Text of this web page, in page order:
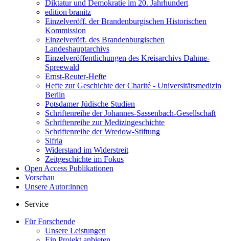
Diktatur und Demokratie im 20. Jahrhundert
edition branitz
Einzelveröff. der Brandenburgischen Historischen
Kommission
Einzelveröff. des Brandenburgischen
Landeshauptarchivs
Einzelveröffentlichungen des Kreisarchivs Dahme-
Spreewald
Ernst-Reuter-Hefte
Hefte zur Geschichte der Charité - Universitätsmedizin
Berlin
Potsdamer Jüdische Studien
Schriftenreihe der Johannes-Sassenbach-Gesellschaft
Schriftenreihe zur Medizingeschichte
Schriftenreihe der Wredow-Stiftung
Sifria
Widerstand im Widerstreit
Zeitgeschichte im Fokus
Open Access Publikationen
Vorschau
Unsere Autor:innen
Service
Für Forschende
Unsere Leistungen